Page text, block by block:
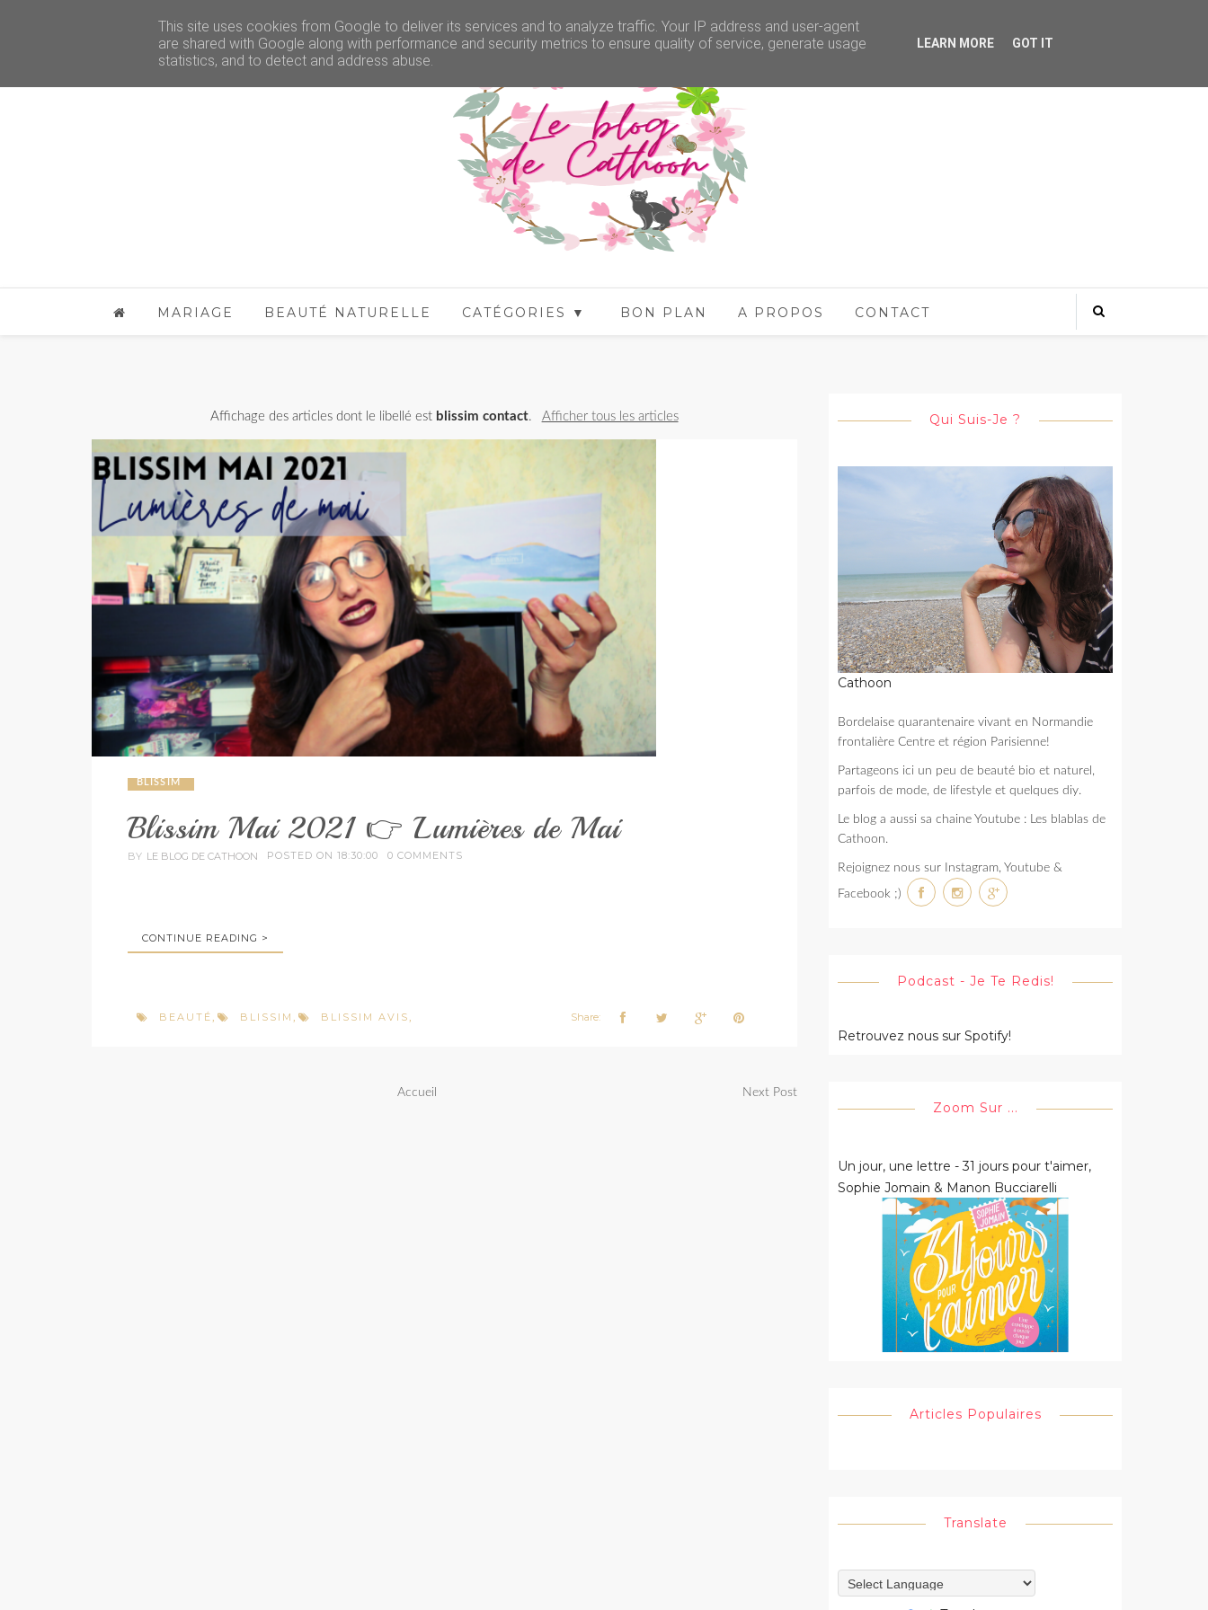
MARIAGE BEAUTÉ NATURELLE CATÉGORIES ▼ BON PLAN A PROPOS CONTACT
Affichage des articles dont le libellé est blissim contact. Afficher tous les articles
BLISSIM
Blissim Mai 2021 👉 Lumières de Mai
BY LE BLOG DE CATHOON POSTED ON 18:30:00 0 COMMENTS
CONTINUE READING >
BEAUTÉ, BLISSIM , BLISSIM AVIS, Share:
Accueil Next Post
Qui Suis-Je ?
Cathoon
Bordelaise quarantenaire vivant en Normandie
frontalière Centre et région Parisienne!
Partageons ici un peu de beauté bio et naturel,
parfois de mode, de lifestyle et quelques diy.
Le blog a aussi sa chaine Youtube : Les blablas de
Cathoon.
Rejoignez nous sur Instagram, Youtube &
Facebook ;)
Podcast - Je Te Redis!
Retrouvez nous sur Spotify!
Zoom Sur ...
Un jour, une lettre - 31 jours pour t'aimer,
Sophie Jomain & Manon Bucciarelli
Articles Populaires
Translate
This site uses cookies from Google to deliver its services and to analyze traffic. Your IP address and user-agent
are shared with Google along with performance and security metrics to ensure quality of service, generate usage
statistics, and to detect and address abuse.
LEARN MORE GOT IT